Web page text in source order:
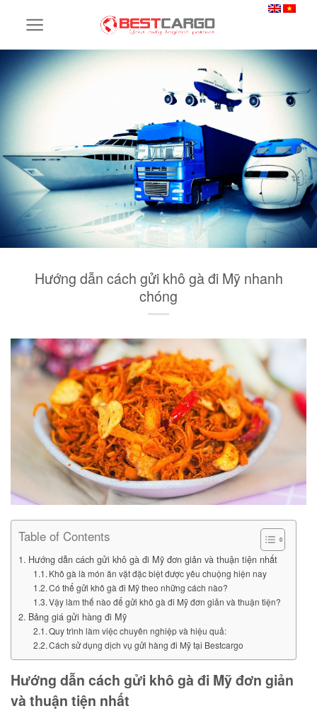
Hướng dẫn cách gửi khô gà đi Mỹ nhanh
chóng
Table of Contents
Hướng dẫn cách gửi khô gà đi Mỹ đơn giản và thuận tiện nhất
Khô gà là món ăn vặt đặc biệt được yêu chuộng hiện nay
Có thể gửi khô gà đi Mỹ theo những cách nào?
Vậy làm thế nào để gửi khô gà đi Mỹ đơn giản và thuận tiện?
Bảng giá gửi hàng đi Mỹ
Quy trình làm việc chuyên nghiệp và hiệu quả:
Cách sử dụng dịch vụ gửi hàng đi Mỹ tại Bestcargo
Hướng dẫn cách gửi khô gà đi Mỹ đơn giản
và thuận tiện nhất